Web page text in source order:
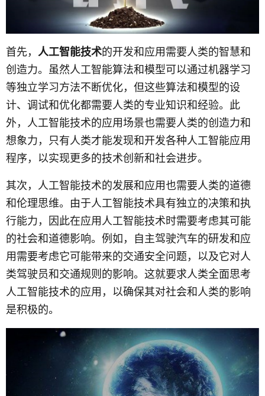
首先， 人工智能技术的开发和应用需要人类的智慧和
创造力。虽然人工智能算法和模型可以通过机器学习
等独立学习方法不断优化，但这些算法和模型的设
计、调试和优化都需要人类的专业知识和经验。此
外，人工智能技术的应用场景也需要人类的创造力和
想象力，只有人类才能发现和开发各种人工智能应用
程序，以实现更多的技术创新和社会进步。
其次，人工智能技术的发展和应用也需要人类的道德
和伦理思维。由于人工智能技术具有独立的决策和执
行能力，因此在应用人工智能技术时需要考虑其可能
的社会和道德影响。例如，自主驾驶汽车的研发和应
用需要考虑它可能带来的交通安全问题，以及它对人
类驾驶员和交通规则的影响。这就要求人类全面思考
人工智能技术的应用，以确保其对社会和人类的影响
是积极的。